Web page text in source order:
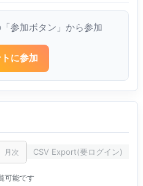
参加ボタン」から参加
に参加
月次 CSV Export(要ログイン)
可能です